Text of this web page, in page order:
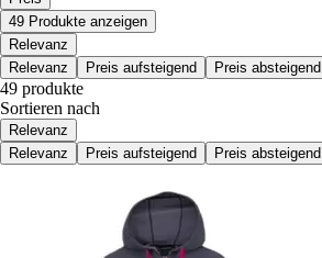
49 Produkte anzeigen
Relevanz
Relevanz
Preis aufsteigend Preis absteigend
49 produkte
Sortieren nach
Relevanz
Relevanz
Preis aufsteigend Preis absteigend